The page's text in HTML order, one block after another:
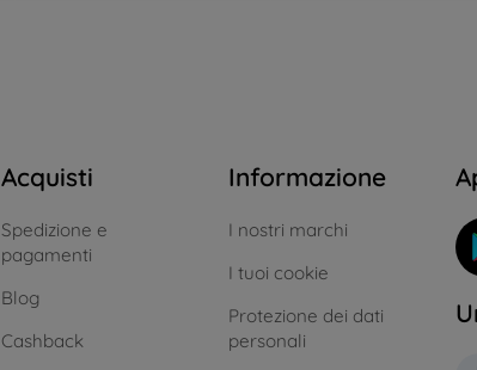
Acquisti
Spedizione e
pagamenti
Blog
Cashback
Informazione
I nostri marchi
I tuoi cookie
Protezione dei dati
personali